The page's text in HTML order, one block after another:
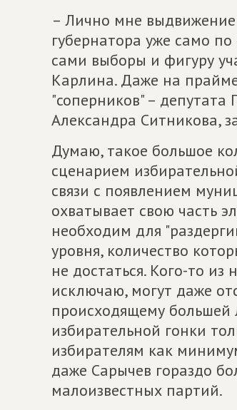
– Лично мне
губернатора уже само
сами выборы и фигуру
Карлина. Даже на
"соперников" –
Александра Ситникова,
Думаю, такое большое
сценарием
связи с появлением
охватывает свою часть
необходим для
уровня, количество
не достаться. Кого-то
исключаю, могут даже
происходящему
избирательной гонки
избирателям как
даже Сарычев гораздо
малоизвестных партий.